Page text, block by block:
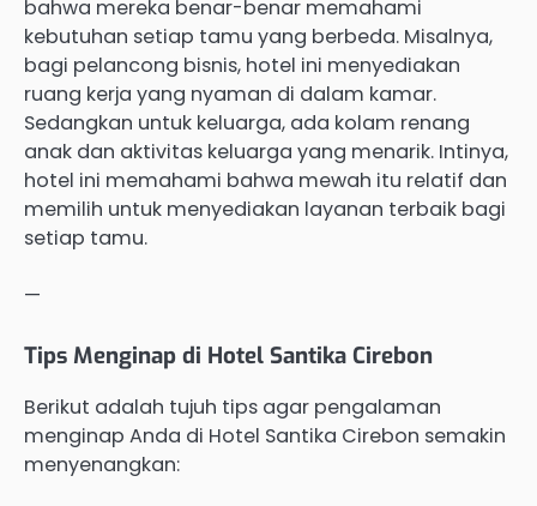
bahwa mereka benar-benar memahami
kebutuhan setiap tamu yang berbeda. Misalnya,
bagi pelancong bisnis, hotel ini menyediakan
ruang kerja yang nyaman di dalam kamar.
Sedangkan untuk keluarga, ada kolam renang
anak dan aktivitas keluarga yang menarik. Intinya,
hotel ini memahami bahwa mewah itu relatif dan
memilih untuk menyediakan layanan terbaik bagi
setiap tamu.
—
Tips Menginap di Hotel Santika Cirebon
Berikut adalah tujuh tips agar pengalaman
menginap Anda di Hotel Santika Cirebon semakin
menyenangkan: